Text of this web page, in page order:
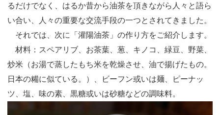
るだけでなく、はるか昔から油茶を頂きながら人々と語ら
い合い、人々の重要な交流手段の一つとされてきました。
それでは、次に「灌陽油茶」の作り方をご紹介します。
材料：スペアリブ、お茶葉、葱、キノコ、緑豆、野菜、
炒米（お湯で蒸したもち米を乾燥させ、油で揚げたもの。
日本の糒に似ている。）、ビーフン或いは麺、ピーナッ
ツ、塩、味の素、黒糖或いは砂糖などの調味料。